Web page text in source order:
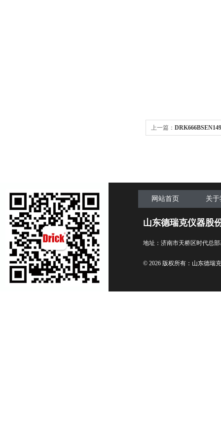
上一篇：
网站首页 关
山东德瑞克仪器股
地址：济南市天桥区时代总
© 2026 版权所有：山东德瑞